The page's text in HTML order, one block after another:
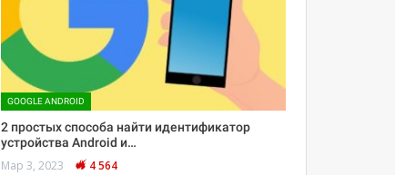
GOOGLE ANDROID
2 простых способа найти идентификатор
устройства Android и…
Мар 3, 2023 4 564